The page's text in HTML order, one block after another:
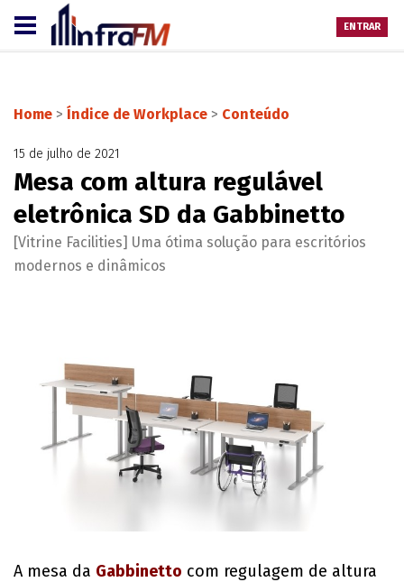
ENTRAR
Home > Índice de Workplace > Conteúdo
15 de julho de 2021
Mesa com altura regulável
eletrônica SD da Gabbinetto
[Vitrine Facilities] Uma ótima solução para escritórios
modernos e dinâmicos
A mesa da Gabbinetto com regulagem de altura